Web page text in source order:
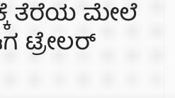
ತೆರೆಯ ಮೇಲೆ
ಟ್ರೇಲರ್